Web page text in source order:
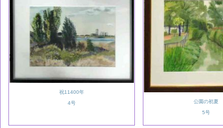
祝11400年
4号
公園の初夏
5号